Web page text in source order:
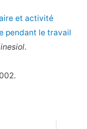
et activité
pendant le travail
.